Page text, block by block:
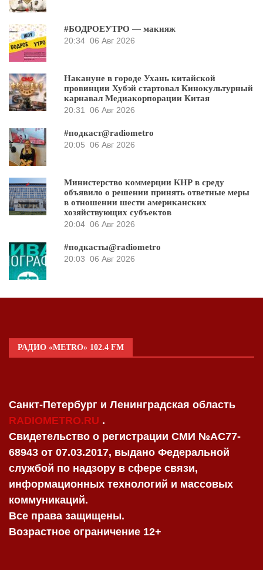
#БОДРОЕУТРО — макияж
20:34 06 Авг 2026
Накануне в городе Ухань китайской
провинции Хубэй стартовал Кинокультурный
карнавал Медиакорпорации Китая
20:31
06 Авг 2026
#подкаст@radiometro
20:05 06 Авг 2026
Министерство коммерции КНР в среду
объявило о решении принять ответные меры
в отношении шести американских
хозяйствующих субъектов
20:04 06 Авг 2026
#подкасты@radiometro
20:03 06 Авг 2026
РАДИО «METRO» 102.4 FM
Санкт-Петербург и Ленинградская область
RADIOMETRO.RU .
Свидетельство о регистрации СМИ №AC77-
68943 от 07.03.2017, выдано Федеральной
службой по надзору в сфере связи,
информационных технологий и массовых
коммуникаций.
Все права защищены.
Возрастное ограничение 12+